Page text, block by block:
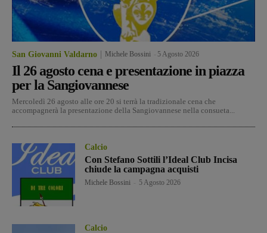
San Giovanni Valdarno Michele Bossini 5 Agosto 2026
Il 26 agosto cena e presentazione in piazza
per la Sangiovannese
Mercoledì 26 agosto alle ore 20 si terrà la tradizionale cena che
accompagnerà la presentazione della Sangiovannese nella consueta...
Calcio
Con Stefano Sottili l’Ideal Club Incisa
chiude la campagna acquisti
Michele Bossini 5 Agosto 2026
Calcio